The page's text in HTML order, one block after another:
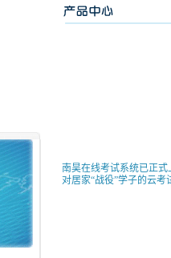
南昊在线考试系统已正
对居家“战役”学子的云考